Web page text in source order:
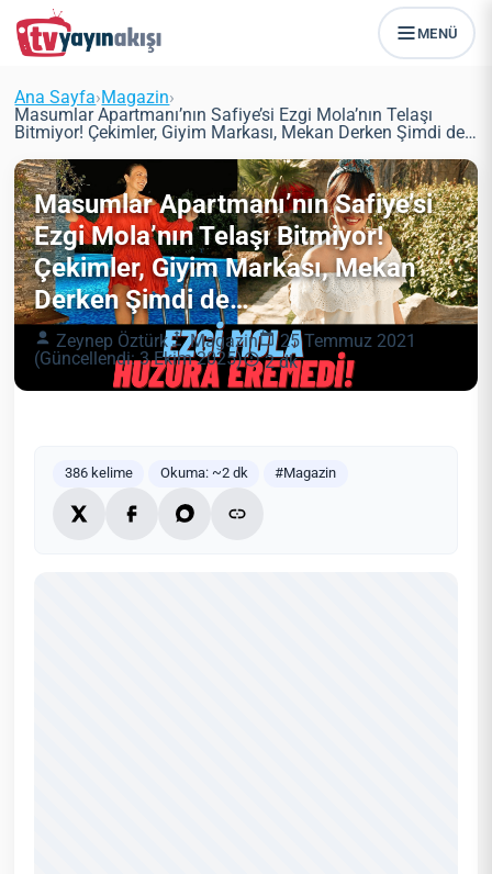
MENÜ
Ana Sayfa›Magazin›
Masumlar Apartmanı’nın Safiye’si Ezgi Mola’nın Telaşı
Bitmiyor! Çekimler, Giyim Markası, Mekan Derken Şimdi de…
Masumlar Apartmanı’nın Safiye’si
Ezgi Mola’nın Telaşı Bitmiyor!
Çekimler, Giyim Markası, Mekan
Derken Şimdi de…
Zeynep Öztürk Magazin
25 Temmuz 2021
(Güncellendi: 3 Ekim 2025)
2 dk
386 kelime Okuma: ~2 dk #Magazin